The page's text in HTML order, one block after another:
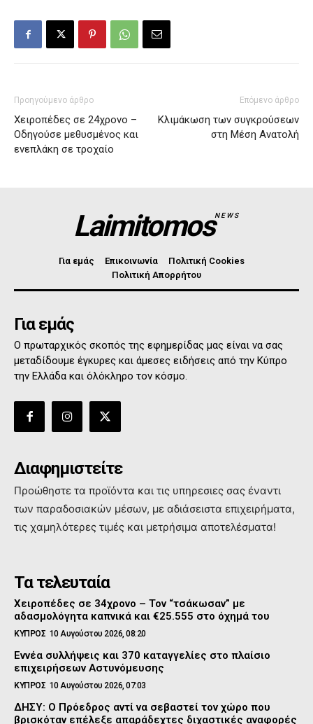
Προηγούμενο άρθρο
Χειροπέδες σε 24χρονο –
Οδηγούσε μεθυσμένος και
ενεπλάκη σε τροχαίο
Επόμενο άρθρο
Κλιμάκωση των συγκρούσεων
στη Μέση Ανατολή
LaimitomosNEWS
Για εμάς Επικοινωνία
Πολιτική Cookies
Πολιτική Απορρήτου
Για εμάς
Ο πρωταρχικός σκοπός της εφημερίδας μας είναι να σας
μεταδίδουμε έγκυρες και άμεσες ειδήσεις από την Κύπρο
την Ελλάδα και όλόκληρο τον κόσμο.
Διαφημιστείτε
Προώθηστε τα προϊόντα και τις υπηρεσιες σας έναντι
των παραδοσιακών μέσων, με αδιάσειστα επιχειρήματα,
τις χαμηλότερες τιμές και μετρήσιμα αποτελέσματα!
Τα τελευταία
Χειροπέδες σε 34χρονο – Τον “τσάκωσαν” με
αδασμολόγητα καπνικά και €25.555 στο όχημά του
ΚΥΠΡΟΣ 10 Αυγούστου 2026, 08:20
Εννέα συλλήψεις και 370 καταγγελίες στο πλαίσιο
επιχειρήσεων Αστυνόμευσης
ΚΥΠΡΟΣ 10 Αυγούστου 2026, 07:03
ΔΗΣΥ: Ο Πρόεδρος αντί να σεβαστεί τον χώρο που
βρισκόταν επέλεξε απαράδεχτες διχαστικές αναφορές